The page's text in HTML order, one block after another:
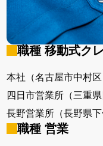
職種 移動式ク
本社（名古屋市中村区
四日市営業所（三重県
長野営業所（長野県下
職種 営業